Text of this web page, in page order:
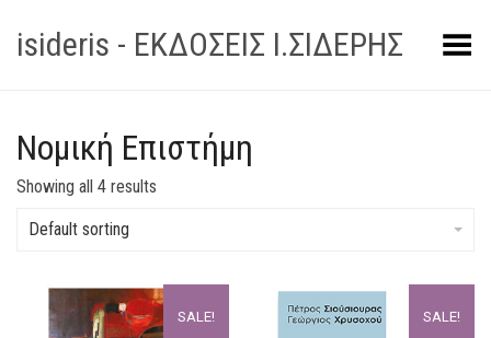
isideris - ΕΚΔΟΣΕΙΣ Ι.ΣΙΔΕΡΗΣToggle Menu
Νομική Επιστήμη
Showing all 4 results
Default sorting
SALE! SALE!